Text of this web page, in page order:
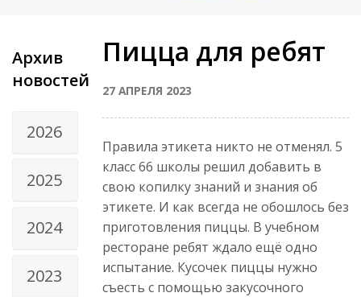
Архив
новостей
2026
2025
2024
2023
Пицца для ребят
27 АПРЕЛЯ 2023
Правила этикета никто не отменял. 5
класс 66 школы решил добавить в
свою копилку знаний и знания об
этикете. И как всегда не обошлось без
приготовления пиццы. В учебном
ресторане ребят ждало ещё одно
испытание. Кусочек пиццы нужно
съесть с помощью закусочного